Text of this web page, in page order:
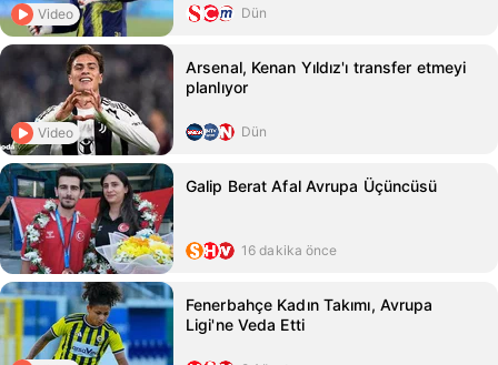
Video Dün
Video
Arsenal, Kenan Yıldız'ı transfer etmeyi
planlıyor
Dün
Galip Berat Afal Avrupa Üçüncüsü
16 dakika önce
Fenerbahçe Kadın Takımı, Avrupa
Ligi'ne Veda Etti